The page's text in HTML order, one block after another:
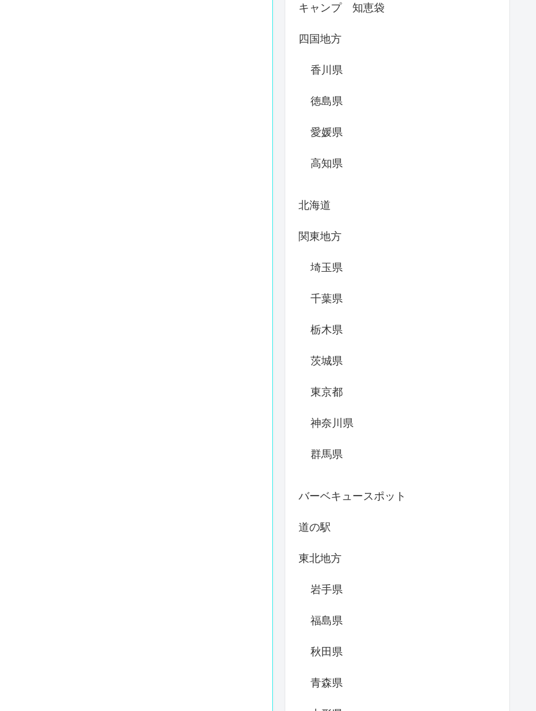
キャンプ 知恵袋
四国地方
香川県
徳島県
愛媛県
高知県
北海道
関東地方
埼玉県
千葉県
栃木県
茨城県
東京都
神奈川県
群馬県
バーベキュースポット
道の駅
東北地方
岩手県
福島県
秋田県
青森県